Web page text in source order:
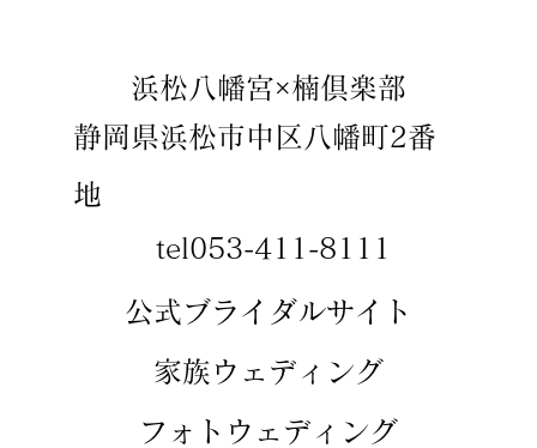
​​公式ブライダルサイト
​家族ウェディング
​フォトウェディング
​浜松八幡宮×楠倶楽部
静岡県浜松市中区八幡町2番
地
tel053-411-8111